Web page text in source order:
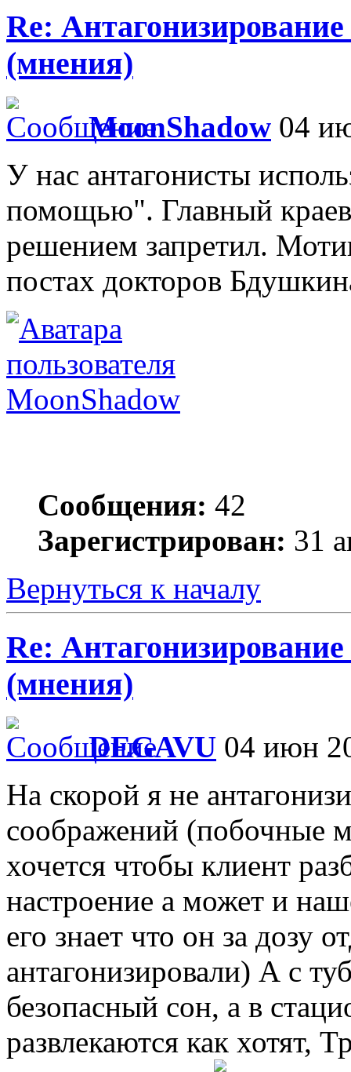
Re:
(мнения)
MoonShadow 04
У нас антагонисты
помощью". Главный
решением запретил.
постах докторов
MoonShadow
Сообщения: 42
Зарегистрирован: 31
Вернуться к началу
Re:
(мнения)
DEGAVU 04 июн
На скорой я не
соображений (побочные
хочется чтобы клиент
настроение а может и
его знает что он за дозу
антагонизировали) А с
безопасный сон, а в
развлекаются как хотят,